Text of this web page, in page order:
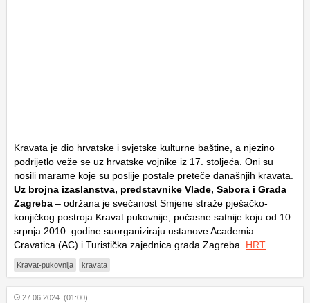
Kravata je dio hrvatske i svjetske kulturne baštine, a njezino
podrijetlo veže se uz hrvatske vojnike iz 17. stoljeća. Oni su
nosili marame koje su poslije postale preteče današnjih kravata.
Uz brojna izaslanstva, predstavnike Vlade, Sabora i Grada
Zagreba – održana je svečanost Smjene straže pješačko-
konjičkog postroja Kravat pukovnije, počasne satnije koju od 10.
srpnja 2010. godine suorganiziraju ustanove Academia
Cravatica (AC) i Turistička zajednica grada Zagreba. HRT
Kravat-pukovnija kravata
27.06.2024. (01:00)